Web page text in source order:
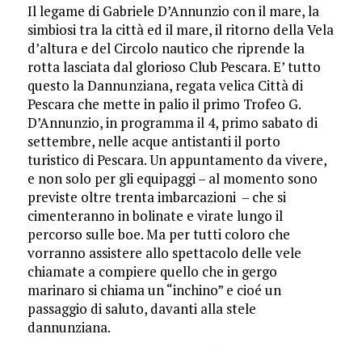
Il legame di Gabriele D’Annunzio con il mare, la
simbiosi tra la città ed il mare, il ritorno della Vela
d’altura e del Circolo nautico che riprende la
rotta lasciata dal glorioso Club Pescara. E’ tutto
questo la Dannunziana, regata velica Città di
Pescara che mette in palio il primo Trofeo G.
D’Annunzio, in programma il 4, primo sabato di
settembre, nelle acque antistanti il porto
turistico di Pescara. Un appuntamento da vivere,
e non solo per gli equipaggi – al momento sono
previste oltre trenta imbarcazioni – che si
cimenteranno in bolinate e virate lungo il
percorso sulle boe. Ma per tutti coloro che
vorranno assistere allo spettacolo delle vele
chiamate a compiere quello che in gergo
marinaro si chiama un “inchino” e cioé un
passaggio di saluto, davanti alla stele
dannunziana.